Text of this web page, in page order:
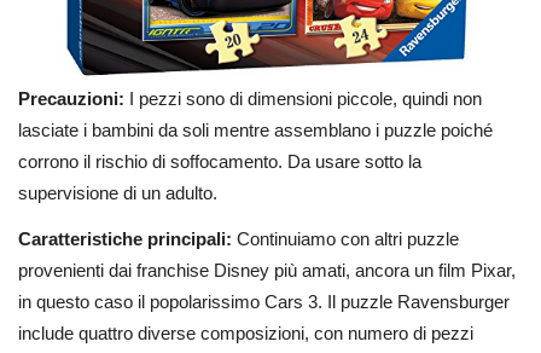
Precauzioni: I pezzi sono di dimensioni piccole, quindi non
lasciate i bambini da soli mentre assemblano i puzzle poiché
corrono il rischio di soffocamento. Da usare sotto la
supervisione di un adulto.
Caratteristiche principali: Continuiamo con altri puzzle
provenienti dai franchise Disney più amati, ancora un film Pixar,
in questo caso il popolarissimo Cars 3. Il puzzle Ravensburger
include quattro diverse composizioni, con numero di pezzi